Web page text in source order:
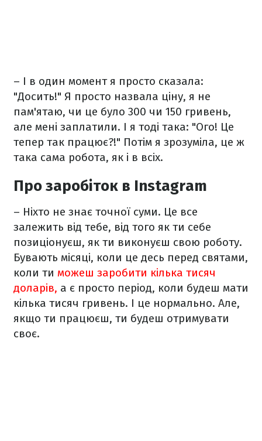
– І в один момент я просто сказала:
"Досить!" Я просто назвала ціну, я не
пам'ятаю, чи це було 300 чи 150 гривень,
але мені заплатили. І я тоді така: "Ого! Це
тепер так працює?!" Потім я зрозуміла, це ж
така сама робота, як і в всіх.
Про заробіток в Instagram
– Ніхто не знає точної суми. Це все
залежить від тебе, від того як ти себе
позиціонуєш, як ти виконуєш свою роботу.
Бувають місяці, коли це десь перед святами,
коли ти можеш заробити кілька тисяч
доларів, а є просто період, коли будеш мати
кілька тисяч гривень. І це нормально. Але,
якщо ти працюєш, ти будеш отримувати
своє.